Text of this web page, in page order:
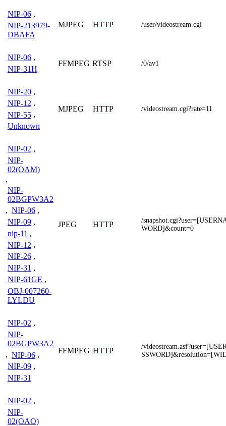
NIP-06 ,
NIP-213979-
DBAFA
MJPEG HTTP /user/videostream.cgi
NIP-06 ,
NIP-31H
FFMPEG RTSP /0/av1
NIP-20 ,
NIP-12 ,
NIP-55 ,
Unknown
MJPEG HTTP /videostream.cgi?rate=11
NIP-02 ,
NIP-
02(OAM)
,
NIP-
02BGPW3A2
, NIP-06 ,
NIP-09 ,
nip-11 ,
NIP-12 ,
NIP-26 ,
NIP-31 ,
NIP-61GE ,
OBJ-007260-
LYLDU
JPEG HTTP
/
WORD]&count=0
NIP-02 ,
NIP-
02BGPW3A2
, NIP-06 ,
NIP-09 ,
NIP-31
FFMPEG HTTP
/
NIP-02 ,
NIP-
02(OAO)